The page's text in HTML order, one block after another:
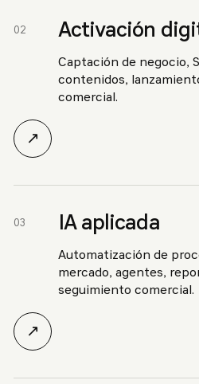
02 Activación
Captación de negocio,
contenidos,
comercial.
↗
03 IA aplicada
Automatización de
mercado, agentes,
seguimiento comercial.
↗